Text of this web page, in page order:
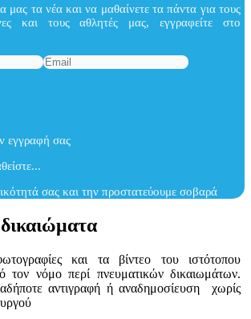
μας τα νέα και να μαθαίνετε τα πάντα για τους
και τους αθλητές μας, εγγραφείτε στο
εγγραφή σας
σας και την προστατεύουμε σοβαρά
και τα βίντεο του ιστότοπου
τον νόμο περί πνευματικών δικαιωμάτων.
αντιγραφή ή αναδημοσίευση χωρίς